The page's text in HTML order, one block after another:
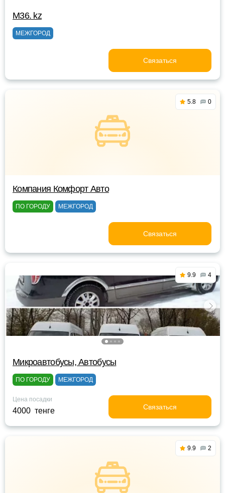
M36. kz
МЕЖГОРОД
Связаться
5.8 0
Компания Комфорт Авто
ПО ГОРОДУ МЕЖГОРОД
Связаться
9.9 4
Микроавтобусы, Автобусы
ПО ГОРОДУ МЕЖГОРОД
Цена посадки
4000 тенге Связаться
9.9 2